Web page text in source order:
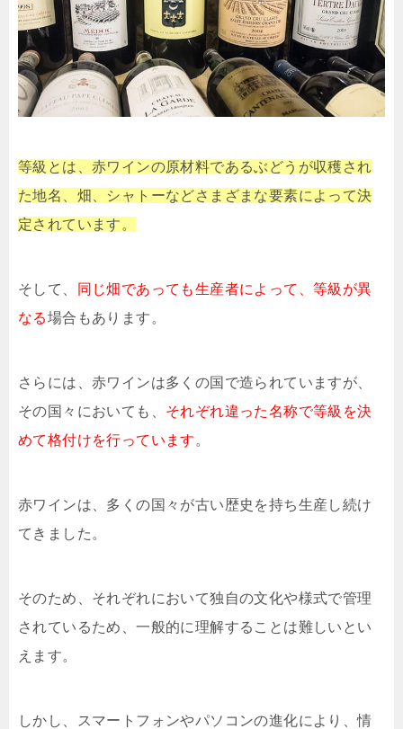
等級とは、赤ワインの原材料であるぶどうが収穫され
た地名、畑、シャトーなどさまざまな要素によって決
定されています。
そして、
同じ畑であっても生産者によって、等級が異
なる場合もあります。
さらには、赤ワインは多くの国で造られていますが、
その国々においても、 それぞれ違った名称で等級を決
めて格付けを行っています 。
赤ワインは、多くの国々が古い歴史を持ち生産し続け
てきました。
そのため、それぞれにおいて独自の文化や様式で管理
されているため、一般的に理解することは難しいとい
えます。
しかし、スマートフォンやパソコンの進化により、情